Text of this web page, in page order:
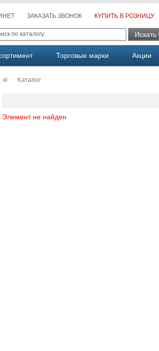
ЗАКАЗАТЬ ЗВОНОК КУПИТЬ В РОЗНИЦУ
Искать
Торговые марки Акции
Каталог
Элемент не найден